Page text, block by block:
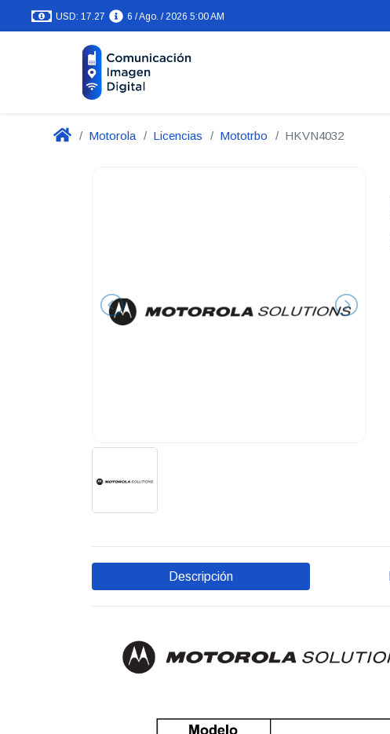
USD: 17.27 6 / Ago. / 2026 5:00 AM
Motorola Licencias Mototrbo HKVN4032
Descripción